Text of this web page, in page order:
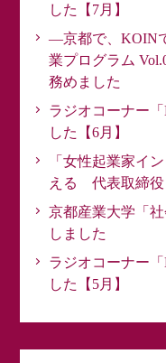
した【7月】
―京都で、KOIN
業プログラム
務めました
ラジオコーナー「
した【6月】
「女性起業家イ
える 代表取締
京都産業大学「
しました
ラジオコーナー「
した【5月】